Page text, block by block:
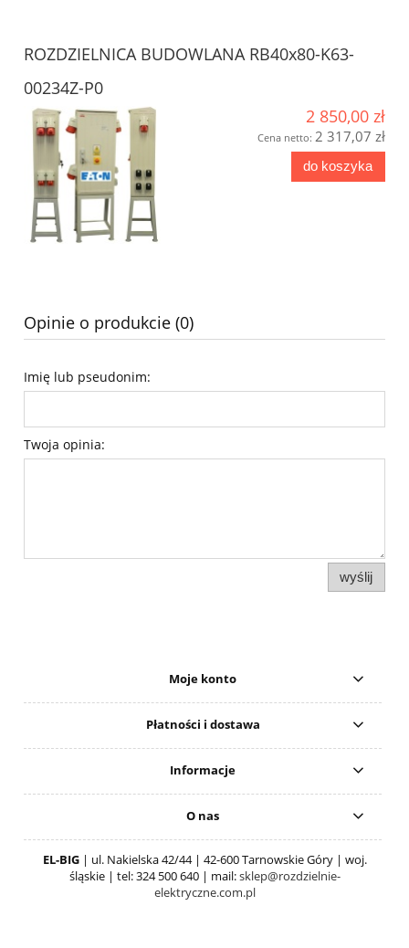
ROZDZIELNICA BUDOWLANA RB40x80-K63-
00234Z-P0
2 850,00 zł
Cena netto: 2 317,07 zł
do koszyka
Opinie o produkcie (0)
Imię lub pseudonim:
Twoja opinia:
wyślij
Moje konto
Płatności i dostawa
Informacje
O nas
EL-BIG| ul. Nakielska 42/44 | 42-600 Tarnowskie Góry | woj.
śląskie | tel: 324 500 640 | mail:sklep@rozdzielnie-
elektryczne.com.pl